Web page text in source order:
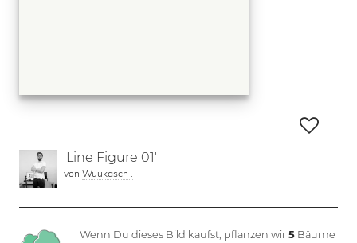
'Line Figure 01'
von Wuukasch .
Wenn Du dieses Bild kaufst, pflanzen wir5 Bäume